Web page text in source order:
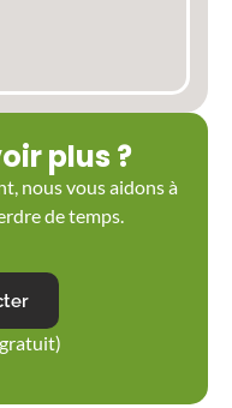
plus ?
nous vous aidons à
de temps.